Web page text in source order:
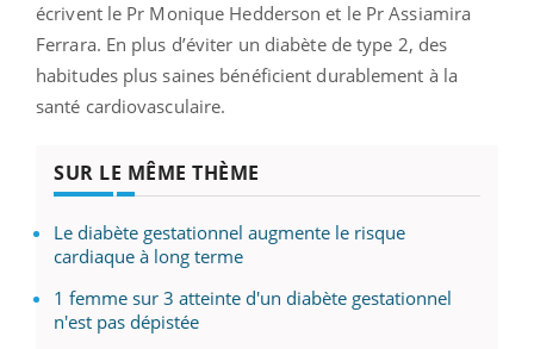
écrivent le Pr Monique Hedderson et le Pr Assiamira
Ferrara. En plus d’éviter un diabète de type 2, des
habitudes plus saines bénéficient durablement à la
santé cardiovasculaire.
SUR LE MÊME THÈME
Le diabète gestationnel augmente le risque
cardiaque à long terme
1 femme sur 3 atteinte d'un diabète gestationnel
n'est pas dépistée